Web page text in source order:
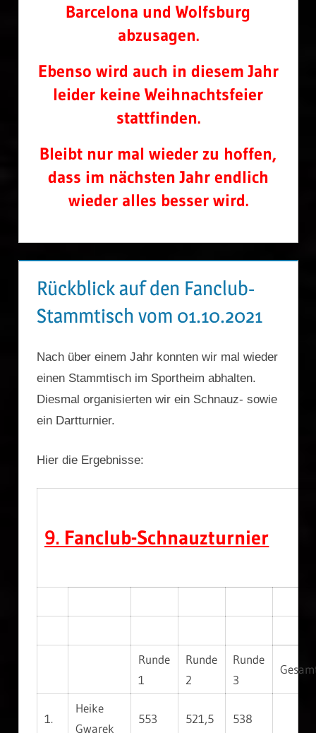
Barcelona und Wolfsburg
abzusagen.
Ebenso wird auch in diesem Jahr
leider keine Weihnachtsfeier
stattfinden.
Bleibt nur mal wieder zu hoffen,
dass im nächsten Jahr endlich
wieder alles besser wird.
Rückblick auf den Fanclub-
Stammtisch vom 01.10.2021
Nach über einem Jahr konnten wir mal wieder
einen Stammtisch im Sportheim abhalten.
Diesmal organisierten wir ein Schnauz- sowie
ein Dartturnier.
Hier die Ergebnisse:
9. Fanclub-Schnauzturnier
Runde
1
Runde
2
Runde
3
1.
Heike
Gwarek
553 521,5 538